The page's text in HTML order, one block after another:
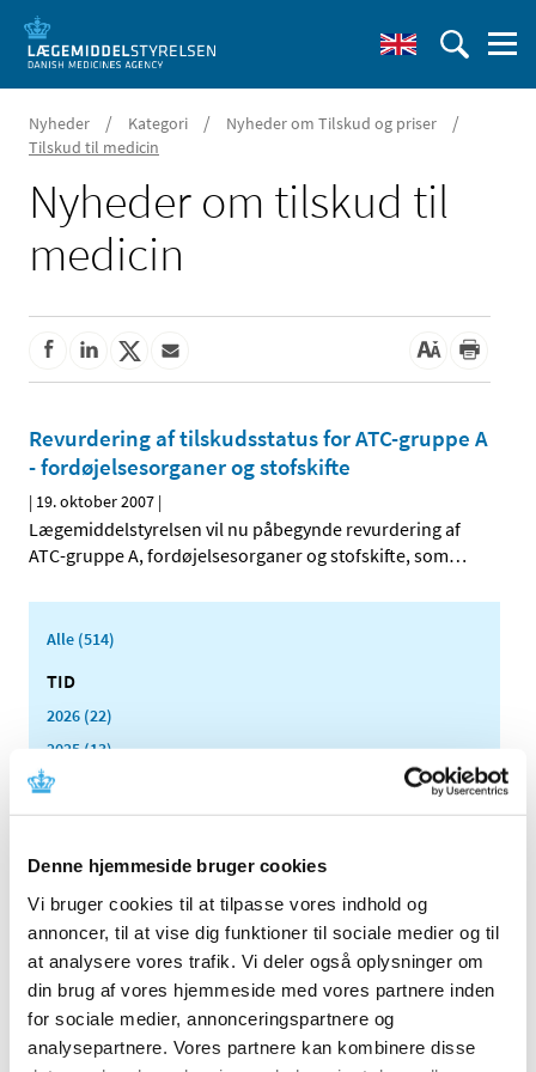
Denne hjemmeside bruger cookies
Vi bruger cookies til at tilpasse vores indhold og
annoncer, til at vise dig funktioner til sociale medier og til
at analysere vores trafik. Vi deler også oplysninger om
din brug af vores hjemmeside med vores partnere inden
for sociale medier, annonceringspartnere og
analysepartnere. Vores partnere kan kombinere disse
Nyheder / Kategori / Nyheder om Tilskud og priser /
Tilskud til medicin
Nyheder om tilskud til
medicin
Revurdering af tilskudsstatus for ATC-gruppe A
- fordøjelsesorganer og stofskifte
| 19. oktober 2007 |
Lægemiddelstyrelsen vil nu påbegynde revurdering af
ATC-gruppe A, fordøjelsesorganer og stofskifte, som…
Alle (514)
TID
2026 (22)
2025 (13)
2024 (15)
2023 (18)
2021 (32)
2020 (13)
2019 (41)
2018 (46)
2017 (36)
2016 (48)